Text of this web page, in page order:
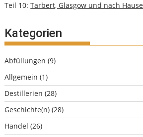
Teil 10:Tarbert, Glasgow und nach Hause
Kategorien
Abfüllungen (9)
Allgemein (1)
Destillerien (28)
Geschichte(n) (28)
Handel (26)